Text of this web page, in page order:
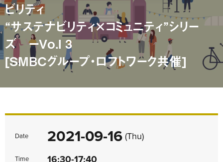
ビリティ
“サステナビリティ×コミュニティ”シリー
ズ ーVo.l 3
[SMBCグループ・ロフトワーク共催]
Date 2021-09-16 (Thu)
Time 16:30-17:40